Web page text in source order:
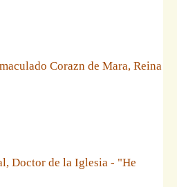
Corazn de Mara, Reina
Doctor de la Iglesia - "He